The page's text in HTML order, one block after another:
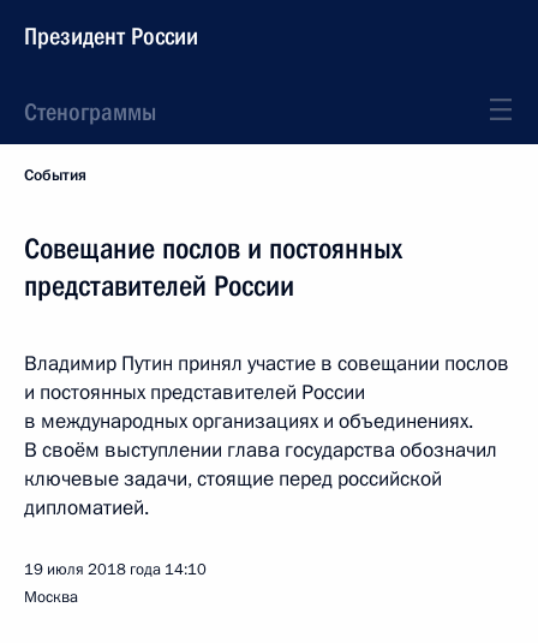
Президент России
Стенограммы
События
Совещание послов и постоянных
представителей России
Владимир Путин принял участие в совещании послов
и постоянных представителей России
в международных организациях и объединениях.
В своём выступлении глава государства обозначил
ключевые задачи, стоящие перед российской
дипломатией.
19 июля 2018 года 14:10
Москва